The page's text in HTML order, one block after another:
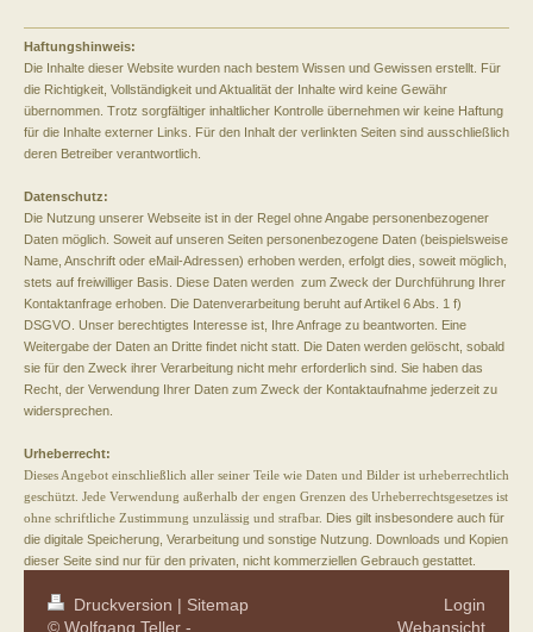
Haftungshinweis:
Die Inhalte dieser Website wurden nach bestem Wissen und Gewissen erstellt. Für
die Richtigkeit, Vollständigkeit und Aktualität der Inhalte wird keine Gewähr
übernommen. Trotz sorgfältiger inhaltlicher Kontrolle übernehmen wir keine Haftung
für die Inhalte externer Links. Für den Inhalt der verlinkten Seiten sind ausschließlich
deren Betreiber verantwortlich.
Datenschutz:
Die Nutzung unserer Webseite ist in der Regel ohne Angabe personenbezogener
Daten möglich. Soweit auf unseren Seiten personenbezogene Daten (beispielsweise
Name, Anschrift oder eMail-Adressen) erhoben werden, erfolgt dies, soweit möglich,
stets auf freiwilliger Basis. Diese Daten werden zum Zweck der Durchführung Ihrer
Kontaktanfrage erhoben. Die Datenverarbeitung beruht auf Artikel 6 Abs. 1 f)
DSGVO. Unser berechtigtes Interesse ist, Ihre Anfrage zu beantworten. Eine
Weitergabe der Daten an Dritte findet nicht statt. Die Daten werden gelöscht, sobald
sie für den Zweck ihrer Verarbeitung nicht mehr erforderlich sind. Sie haben das
Recht, der Verwendung Ihrer Daten zum Zweck der Kontaktaufnahme jederzeit zu
widersprechen.
Urheberrecht:
Dieses Angebot einschließlich aller seiner Teile wie Daten und Bilder ist urheberrechtlich
geschützt. Jede Verwendung außerhalb der engen Grenzen des Urheberrechtsgesetzes ist
ohne schriftliche Zustimmung unzulässig und strafbar. Dies gilt insbesondere auch für
die digitale Speicherung, Verarbeitung und sonstige Nutzung. Downloads und Kopien
dieser Seite sind nur für den privaten, nicht kommerziellen Gebrauch gestattet.
Druckversion | Sitemap
© Wolfgang Teller -
Login
Webansicht